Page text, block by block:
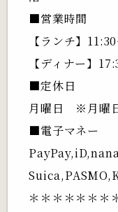
■営業時間
【ランチ】
【ディナー】
■定休日
月曜日 ※月曜
■電子マネー
＊＊＊＊＊＊＊